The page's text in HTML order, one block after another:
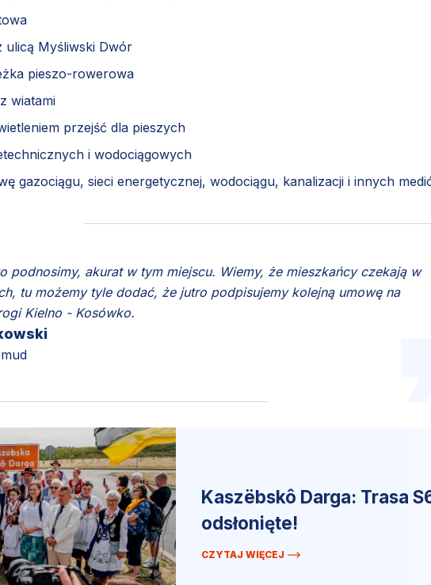
Myśliwski Dwór
pieszo-rowerowa
wiatami
przejść dla pieszych
i wodociągowych
gazociągu, sieci energetycznej, wodociągu, kanalizacji i innych
podnosimy, akurat w tym miejscu. Wiemy, że mieszkańcy czekają w
tu możemy tyle dodać, że jutro podpisujemy kolejną umowę na
Kielno - Kosówko.
Kaszëbskô Darga: Trasa
odsłonięte!
CZYTAJ WIĘCEJ